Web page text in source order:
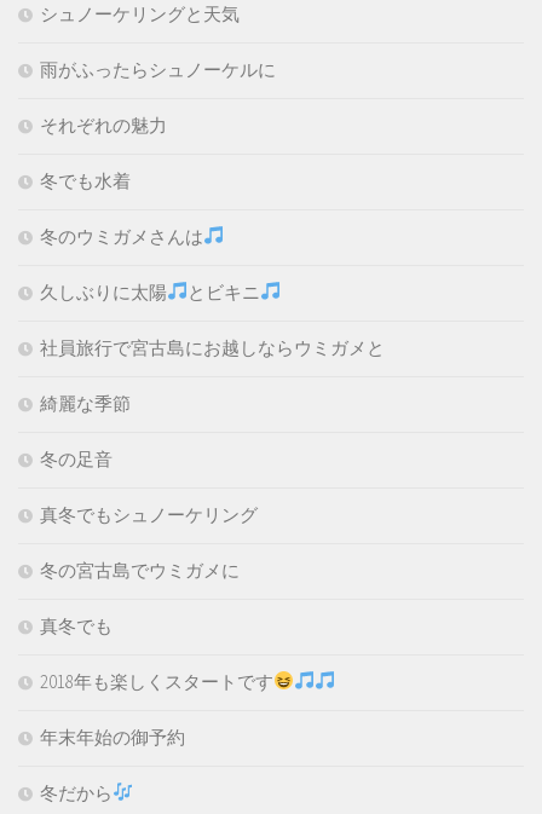
シュノーケリングと天気
雨がふったらシュノーケルに
それぞれの魅力
冬でも水着
冬のウミガメさんは
久しぶりに太陽 とビキニ
社員旅行で宮古島にお越しならウミガメと
綺麗な季節
冬の足音
真冬でもシュノーケリング
冬の宮古島でウミガメに
真冬でも
2018年も楽しくスタートです
年末年始の御予約
冬だから